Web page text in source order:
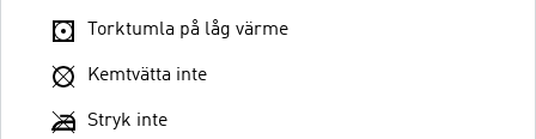
Torktumla på låg värme
Kemtvätta inte
Stryk inte